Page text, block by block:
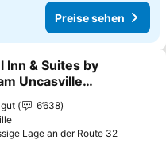
Preise sehen
hinzufügen
Inn & Suites by
Uncasville
6’638
Lage an der Route 32Preise